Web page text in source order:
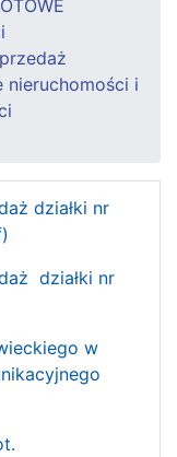
nieruchomości i
działki nr
działki nr
w